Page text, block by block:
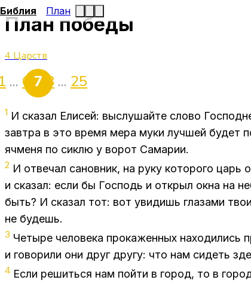
План победы
Библия План
4 Царств
... 6 7 8 ... 25
1 И сказал Елисей: выслушайте слово
завтра в это время мера муки лучшей будет
ячменя по сиклю у ворот Самарии.
2 И отвечал сановник, на руку которого царь
и сказал: если бы Господь и открыл окна на
быть? И сказал тот: вот увидишь глазами
не будешь.
3 Четыре человека прокаженных находились
и говорили они друг другу: что нам сидеть
4 Если решиться нам пойти в город, то в